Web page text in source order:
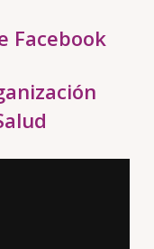
Facebook